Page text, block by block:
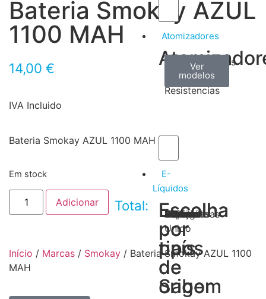
Atomizadores
Claromizadores
Ver
modelos
Reconstruíveis
Ver
modelos
Resistencias
Ver
modelos
E-
Líquidos
Escolha
por
tipos
de
Sabor
Tabaco
Frutas
Bebidas
Frescos
Sobremesas
Escolha
por
país
de
origem
Portugal
Alemanha
USA
Reino
Unido
Canadá
França
Malásia
Filipinas
Espanha
Polónia
Grécia
Bateria Smokay AZUL
1100 MAH
14,00 €
IVA Incluido
Bateria Smokay AZUL 1100 MAH
Em stock
Adicionar Total:
Início / Marcas / Smokay / Bateria Smokay AZUL 1100
MAH